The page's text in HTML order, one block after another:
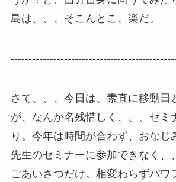
島は、、、そこんとこ、楽だ。
さて、、、今日は、素直に移動日
が、なんか名残惜しく、、、セミ
り。今年は時間が合わず、おなじ
先生のセミナーに参加できなく、
ごあいさつだけ。相変わらずパワ